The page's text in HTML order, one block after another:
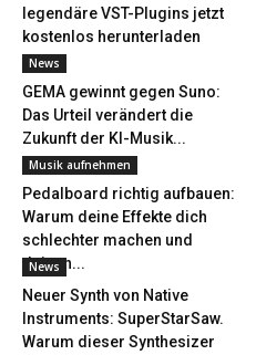
legendäre VST-Plugins jetzt
kostenlos herunterladen
News
GEMA gewinnt gegen Suno:
Das Urteil verändert die
Zukunft der KI-Musik...
Musik aufnehmen
Pedalboard richtig aufbauen:
Warum deine Effekte dich
schlechter machen und
deinen...
News
Neuer Synth von Native
Instruments: SuperStarSaw.
Warum dieser Synthesizer